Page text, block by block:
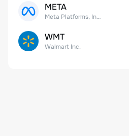
META
Meta Platforms, Inc. Class A Common Stock
WMT
Walmart Inc.